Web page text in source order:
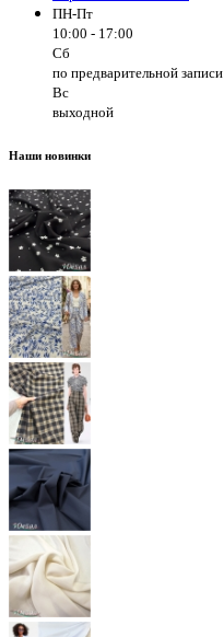
ПН-Пт
10:00 - 17:00
Сб
по предварительной записи
Вс
выходной
Наши новинки